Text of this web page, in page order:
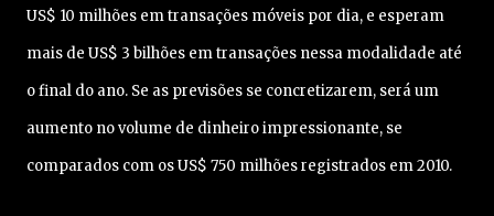
US$ 10 milhões em transações móveis por dia, e esperam
mais de US$ 3 bilhões em transações nessa modalidade até
o final do ano. Se as previsões se concretizarem, será um
aumento no volume de dinheiro impressionante, se
comparados com os US$ 750 milhões registrados em 2010.